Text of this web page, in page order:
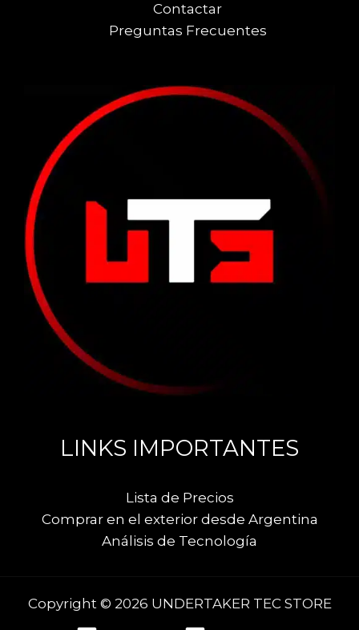
Contactar
Preguntas Frecuentes
LINKS IMPORTANTES
Lista de Precios
Comprar en el exterior desde Argentina
Análisis de Tecnología
Copyright © 2026 UNDERTAKER TEC STORE